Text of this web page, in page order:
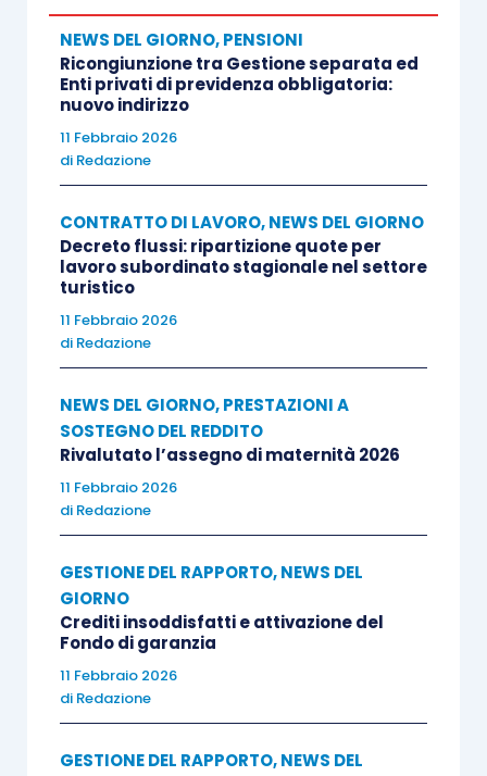
NEWS DEL GIORNO,PENSIONI
Ricongiunzione tra Gestione separata ed
Enti privati di previdenza obbligatoria:
nuovo indirizzo
11 Febbraio 2026
di Redazione
CONTRATTO DI LAVORO,NEWS DEL GIORNO
Decreto flussi: ripartizione quote per
lavoro subordinato stagionale nel settore
turistico
11 Febbraio 2026
di Redazione
NEWS DEL GIORNO,PRESTAZIONI A
SOSTEGNO DEL REDDITO
Rivalutato l’assegno di maternità 2026
11 Febbraio 2026
di Redazione
GESTIONE DEL RAPPORTO,NEWS DEL
GIORNO
Crediti insoddisfatti e attivazione del
Fondo di garanzia
11 Febbraio 2026
di Redazione
GESTIONE DEL RAPPORTO,NEWS DEL